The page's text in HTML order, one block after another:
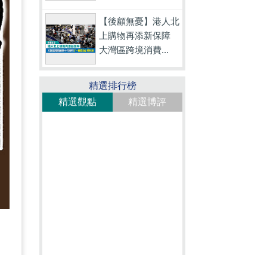
【後顧無憂】港人北
上購物再添新保障
大灣區跨境消費...
精選排行榜
精選觀點
精選博評